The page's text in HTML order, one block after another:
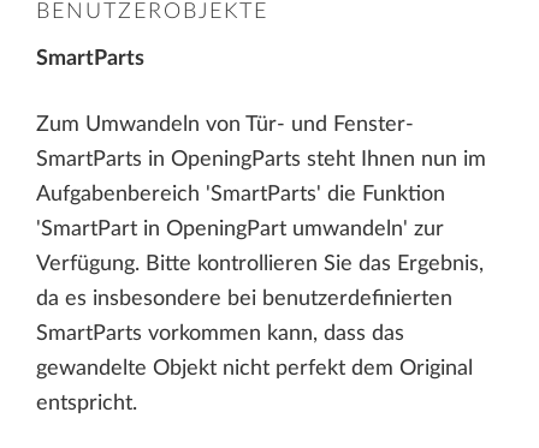
BENUTZEROBJEKTE
SmartParts
Zum Umwandeln von Tür- und Fenster-
SmartParts in OpeningParts steht Ihnen nun im
Aufgabenbereich 'SmartParts' die Funktion
'SmartPart in OpeningPart umwandeln' zur
Verfügung. Bitte kontrollieren Sie das Ergebnis,
da es insbesondere bei benutzerdefinierten
SmartParts vorkommen kann, dass das
gewandelte Objekt nicht perfekt dem Original
entspricht.